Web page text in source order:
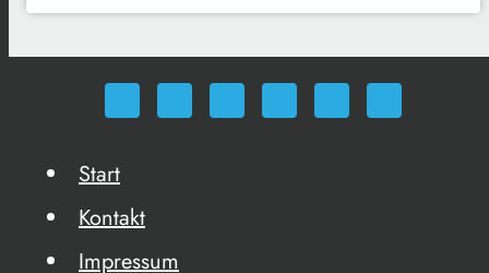
Start
Kontakt
Impressum